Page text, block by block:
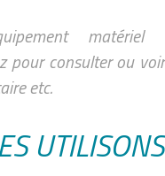
matériel
pour consulter ou
etc.